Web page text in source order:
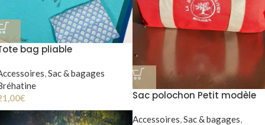
bag pliable
,Sac & bagages
€
Sac polochon Petit modèle
Accessoires,Sac & bagages,